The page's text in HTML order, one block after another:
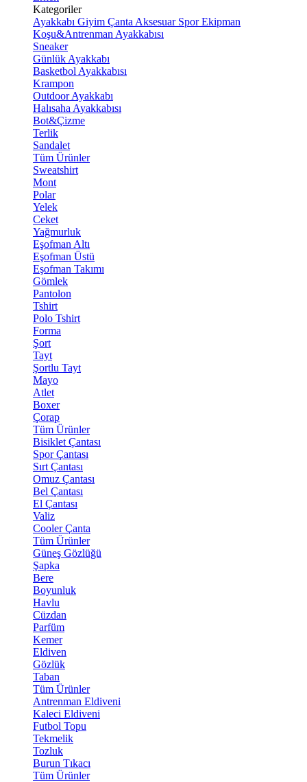
Kategoriler
Ayakkabı Giyim Çanta Aksesuar Spor Ekipman
Koşu&Antrenman Ayakkabısı
Sneaker
Günlük Ayakkabı
Basketbol Ayakkabısı
Krampon
Outdoor Ayakkabı
Halısaha Ayakkabısı
Bot&Çizme
Terlik
Sandalet
Tüm Ürünler
Sweatshirt
Mont
Polar
Yelek
Ceket
Yağmurluk
Eşofman Altı
Eşofman Üstü
Eşofman Takımı
Gömlek
Pantolon
Tshirt
Polo Tshirt
Forma
Şort
Tayt
Şortlu Tayt
Mayo
Atlet
Boxer
Çorap
Tüm Ürünler
Bisiklet Çantası
Spor Çantası
Sırt Çantası
Omuz Çantası
Bel Çantası
El Çantası
Valiz
Cooler Çanta
Tüm Ürünler
Güneş Gözlüğü
Şapka
Bere
Boyunluk
Havlu
Cüzdan
Parfüm
Kemer
Eldiven
Gözlük
Taban
Tüm Ürünler
Antrenman Eldiveni
Kaleci Eldiveni
Futbol Topu
Tekmelik
Tozluk
Burun Tıkacı
Tüm Ürünler